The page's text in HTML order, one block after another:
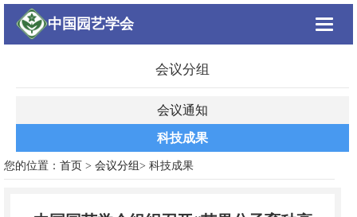
中国园艺学会
Toggle
会议分组
会议通知
科技成果
您的位置： 首页 > 会议分组 > 科技成果